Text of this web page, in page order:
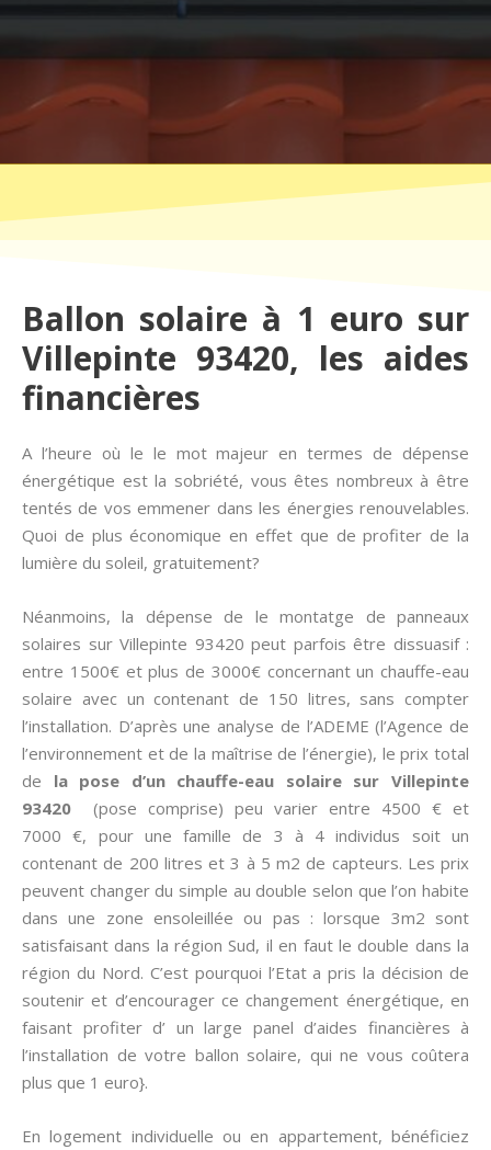
Ballon solaire à 1 euro sur
Villepinte 93420, les aides
financières
A l’heure où le le mot majeur en termes de dépense
énergétique est la sobriété, vous êtes nombreux à être
tentés de vos emmener dans les énergies renouvelables.
Quoi de plus économique en effet que de profiter de la
lumière du soleil, gratuitement?
Néanmoins, la dépense de le montatge de panneaux
solaires sur Villepinte 93420 peut parfois être dissuasif :
entre 1500€ et plus de 3000€ concernant un chauffe-eau
solaire avec un contenant de 150 litres, sans compter
l’installation. D’après une analyse de l’ADEME (l’Agence de
l’environnement et de la maîtrise de l’énergie), le prix total
de la pose d’un chauffe-eau solaire sur Villepinte
93420 (pose comprise) peu varier entre 4500 € et
7000 €, pour une famille de 3 à 4 individus soit un
contenant de 200 litres et 3 à 5 m2 de capteurs. Les prix
peuvent changer du simple au double selon que l’on habite
dans une zone ensoleillée ou pas : lorsque 3m2 sont
satisfaisant dans la région Sud, il en faut le double dans la
région du Nord. C’est pourquoi l’Etat a pris la décision de
soutenir et d’encourager ce changement énergétique, en
faisant profiter d’ un large panel d’aides financières à
l’installation de votre ballon solaire, qui ne vous coûtera
plus que 1 euro}.
En logement individuelle ou en appartement, bénéficiez